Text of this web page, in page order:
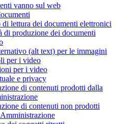
vanno sul web
di lettura dei documenti elettronici
di produzione dei documenti
(alt text) per le immagini
per i video
per i video
e privacy
di contenuti prodotti dalla
di contenuti non prodotti